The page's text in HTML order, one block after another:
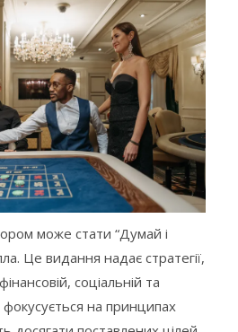
може стати “Думай і
Це видання надає стратегії,
соціальній та
фокусується на принципах